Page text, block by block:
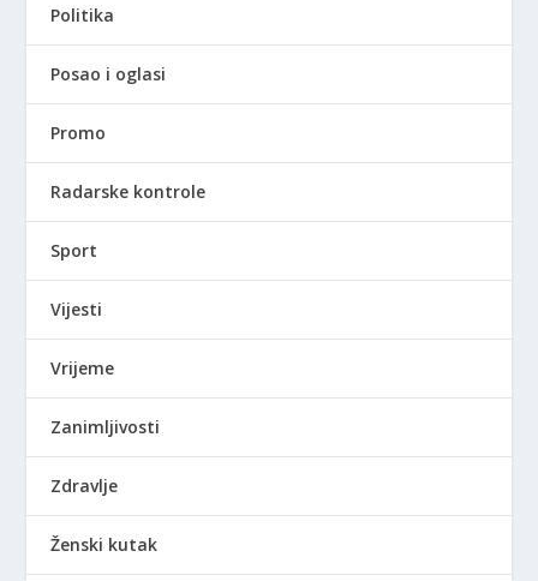
Politika
Posao i oglasi
Promo
Radarske kontrole
Sport
Vijesti
Vrijeme
Zanimljivosti
Zdravlje
Ženski kutak